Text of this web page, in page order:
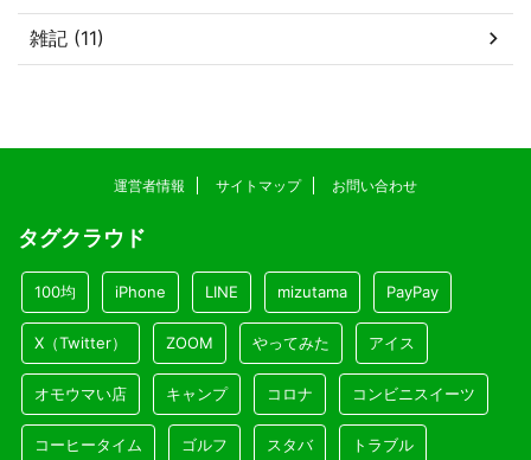
雑記 (11)
運営者情報 サイトマップ お問い合わせ
タグクラウド
100均 iPhone LINE mizutama PayPay
X（Twitter） ZOOM やってみた アイス
オモウマい店 キャンプ コロナ コンビニスイーツ
コーヒータイム ゴルフ スタバ トラブル